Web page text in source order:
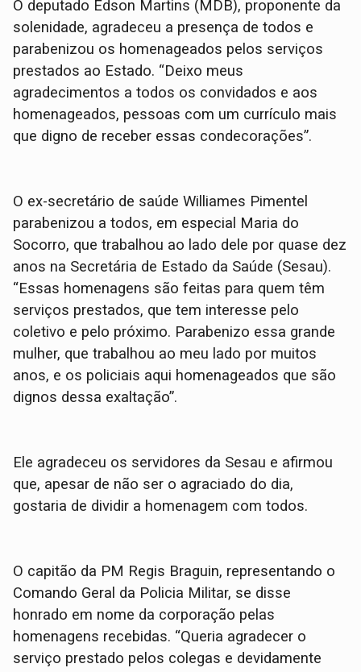
O deputado Edson Martins (MDB), proponente da
solenidade, agradeceu a presença de todos e
parabenizou os homenageados pelos serviços
prestados ao Estado. “Deixo meus
agradecimentos a todos os convidados e aos
homenageados, pessoas com um currículo mais
que digno de receber essas condecorações”.
O ex-secretário de saúde Williames Pimentel
parabenizou a todos, em especial Maria do
Socorro, que trabalhou ao lado dele por quase dez
anos na Secretária de Estado da Saúde (Sesau).
“Essas homenagens são feitas para quem têm
serviços prestados, que tem interesse pelo
coletivo e pelo próximo. Parabenizo essa grande
mulher, que trabalhou ao meu lado por muitos
anos, e os policiais aqui homenageados que são
dignos dessa exaltação”.
Ele agradeceu os servidores da Sesau e afirmou
que, apesar de não ser o agraciado do dia,
gostaria de dividir a homenagem com todos.
O capitão da PM Regis Braguin, representando o
Comando Geral da Policia Militar, se disse
honrado em nome da corporação pelas
homenagens recebidas. “Queria agradecer o
serviço prestado pelos colegas e devidamente